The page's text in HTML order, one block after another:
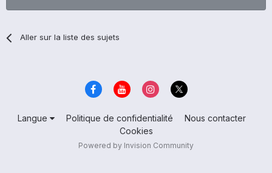
Aller sur la liste des sujets
Langue Politique de confidentialité
Nous contacter
Cookies
Powered by Invision Community